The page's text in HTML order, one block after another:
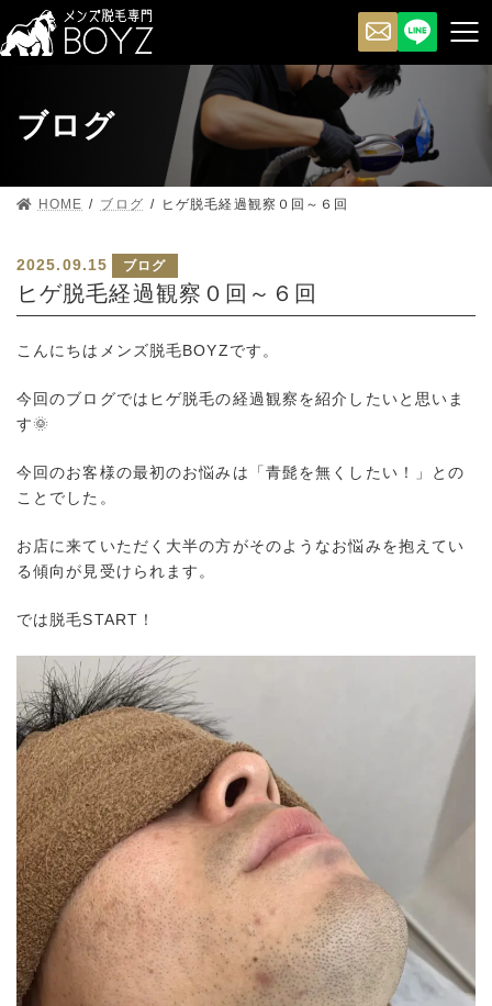
ブログ
HOME ブログ ヒゲ脱毛経過観察０回～６回
2025.09.15 ブログ
ヒゲ脱毛経過観察０回～６回
こんにちはメンズ脱毛BOYZです。
今回のブログではヒゲ脱毛の経過観察を紹介したいと思いま
す🌞
今回のお客様の最初のお悩みは「青髭を無くしたい！」との
ことでした。
お店に来ていただく大半の方がそのようなお悩みを抱えてい
る傾向が見受けられます。
では脱毛START！